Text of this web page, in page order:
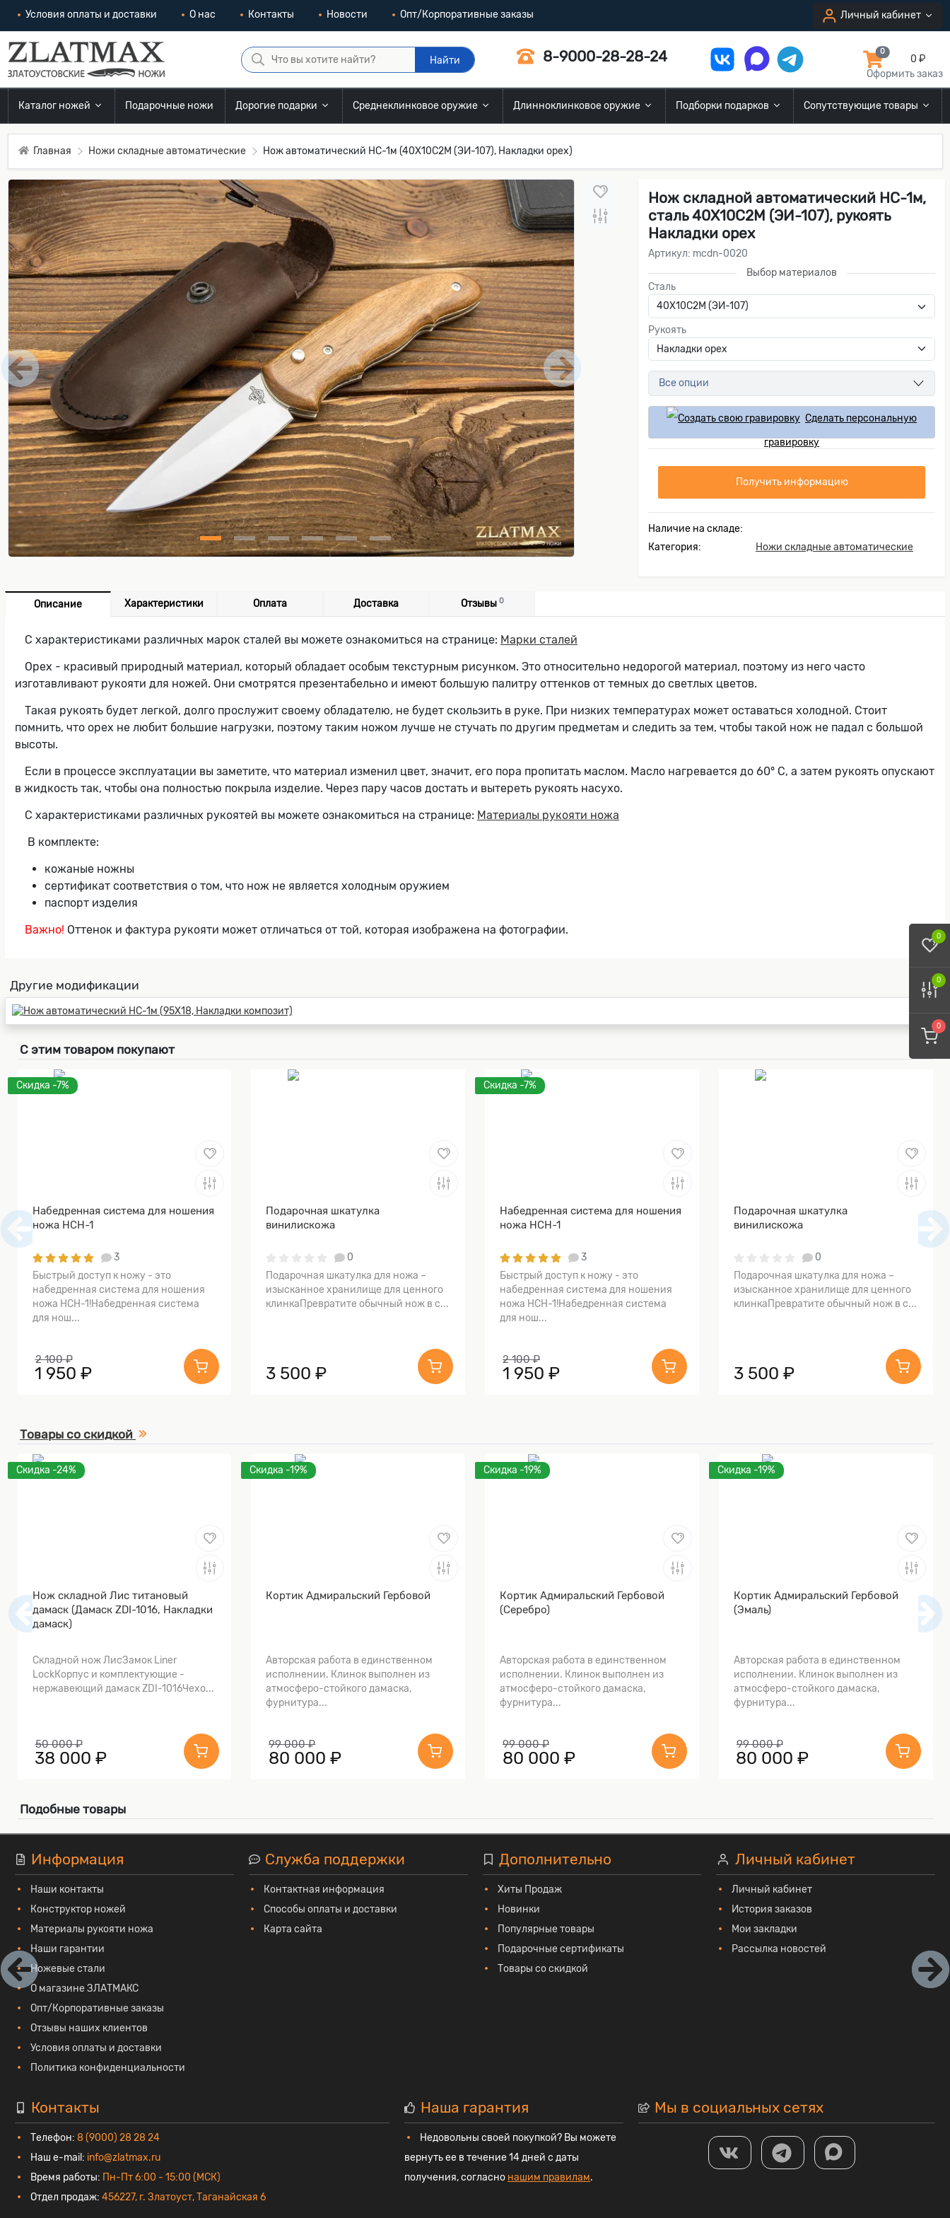
Условия оплаты и доставки О нас Контакты Новости Опт/Корпоративные заказы Личный кабинет
Найти 8-9000-28-28-24 0
0 ₽
Оформить заказ
Каталог ножей Подарочные ножи Дорогие подарки Среднеклинковое оружие Длинноклинковое оружие Подборки подарков Сопутствующие товары
0
0
0
Главная Ножи складные автоматические Нож автоматический НС-1м (40Х10С2М (ЭИ-107), Накладки орех)
Нож складной автоматический НС-1м,
сталь 40Х10С2М (ЭИ-107), рукоять
Накладки орех
Артикул: mcdn-0020
Выбор материалов
Сталь
Рукоять
Все опции
Сделать персональную
гравировку
Получить информацию
Наличие на складе:
Категория:
Ножи складные автоматические
Описание Характеристики Оплата Доставка Отзывы 0
С характеристиками различных марок сталей вы можете ознакомиться на странице: Марки сталей
Орех - красивый природный материал, который обладает особым текстурным рисунком. Это относительно недорогой материал, поэтому из него часто
изготавливают рукояти для ножей. Они смотрятся презентабельно и имеют большую палитру оттенков от темных до светлых цветов.
Такая рукоять будет легкой, долго прослужит своему обладателю, не будет скользить в руке. При низких температурах может оставаться холодной. Стоит
помнить, что орех не любит большие нагрузки, поэтому таким ножом лучше не стучать по другим предметам и следить за тем, чтобы такой нож не падал с большой
высоты.
Если в процессе эксплуатации вы заметите, что материал изменил цвет, значит, его пора пропитать маслом. Масло нагревается до 60° C, а затем рукоять опускают
в жидкость так, чтобы она полностью покрыла изделие. Через пару часов достать и вытереть рукоять насухо.
С характеристиками различных рукоятей вы можете ознакомиться на странице: Материалы рукояти ножа
В комплекте:
кожаные ножны
сертификат соответствия о том, что нож не является холодным оружием
паспорт изделия
Важно! Оттенок и фактура рукояти может отличаться от той, которая изображена на фотографии.
Другие модификации
С этим товаром покупают
Скидка -7%
Набедренная система для ношения
ножа НСН-1
3
Быстрый доступ к ножу - это
набедренная система для ношения
ножа НСН-1!Набедренная система
для нош...
2 100 ₽
1 950 ₽
Подарочная шкатулка
винилискожа
0
Подарочная шкатулка для ножа –
изысканное хранилище для ценного
клинкаПревратите обычный нож в с...
3 500 ₽
Скидка -7%
Набедренная система для ношения
ножа НСН-1
3
Быстрый доступ к ножу - это
набедренная система для ношения
ножа НСН-1!Набедренная система
для нош...
2 100 ₽
1 950 ₽
Подарочная шкатулка
винилискожа
0
Подарочная шкатулка для ножа –
изысканное хранилище для ценного
клинкаПревратите обычный нож в с...
3 500 ₽
Товары со скидкой
Скидка -24%
Нож складной Лис титановый
дамаск (Дамаск ZDI-1016, Накладки
дамаск)
Складной нож ЛисЗамок Liner
LockКорпус и комплектующие -
нержавеющий дамаск ZDI-1016Чехо...
50 000 ₽
38 000 ₽
Скидка -19%
Кортик Адмиральский Гербовой
Авторская работа в единственном
исполнении. Клинок выполнен из
атмосферо-стойкого дамаска,
фурнитура...
99 000 ₽
80 000 ₽
Скидка -19%
Кортик Адмиральский Гербовой
(Серебро)
Авторская работа в единственном
исполнении. Клинок выполнен из
атмосферо-стойкого дамаска,
фурнитура...
99 000 ₽
80 000 ₽
Скидка -19%
Кортик Адмиральский Гербовой
(Эмаль)
Авторская работа в единственном
исполнении. Клинок выполнен из
атмосферо-стойкого дамаска,
фурнитура...
99 000 ₽
80 000 ₽
Подобные товары
Информация
Наши контакты
Конструктор ножей
Материалы рукояти ножа
Наши гарантии
Ножевые стали
О магазине ЗЛАТМАКС
Опт/Корпоративные заказы
Отзывы наших клиентов
Условия оплаты и доставки
Политика конфиденциальности
Служба поддержки
Контактная информация
Способы оплаты и доставки
Карта сайта
Дополнительно
Хиты Продаж
Новинки
Популярные товары
Подарочные сертификаты
Товары со скидкой
Личный кабинет
Личный кабинет
История заказов
Мои закладки
Рассылка новостей
Контакты
Телефон: 8 (9000) 28 28 24
Наш e-mail: info@zlatmax.ru
Время работы: Пн-Пт 6:00 - 15:00 (МСК)
Отдел продаж: 456227, г. Златоуст, Таганайская 6
Наша гарантия
Недовольны своей покупкой? Вы можете
вернуть ее в течение 14 дней с даты
получения, согласно нашим правилам.
Мы в социальных сетях